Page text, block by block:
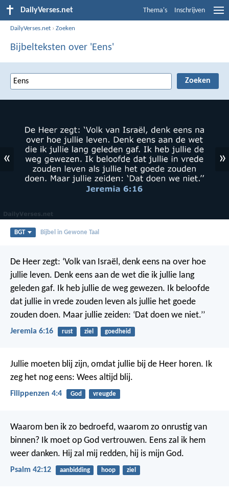
DailyVerses.net Thema's Inschrijven
DailyVerses.net ›Zoeken
Bijbelteksten over 'Eens'
« »
BGT Bijbel in Gewone Taal
De Heer zegt: ‘Volk van Israël, denk eens na over hoe
jullie leven. Denk eens aan de wet die ik jullie lang
geleden gaf. Ik heb jullie de weg gewezen. Ik beloofde
dat jullie in vrede zouden leven als jullie het goede
zouden doen. Maar jullie zeiden: ‘Dat doen we niet.’’
Jeremia 6:16 rust ziel goedheid
Jullie moeten blij zijn, omdat jullie bij de Heer horen. Ik
zeg het nog eens: Wees altijd blij.
Filippenzen 4:4 God vreugde
Waarom ben ik zo bedroefd, waarom zo onrustig van
binnen? Ik moet op God vertrouwen. Eens zal ik hem
weer danken. Hij zal mij redden, hij is mijn God.
Psalm 42:12 aanbidding hoop ziel